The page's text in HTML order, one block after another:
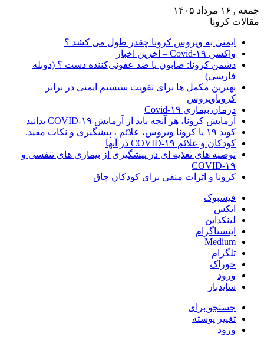
جمعه , ۱۶ مرداد ۱۴۰۵
مقالات کرونا
ایمنی به ویروس کرونا چقدر طول می کشد ؟
واکسن Covid-۱۹ – آخرین اخبار
دشمن کرونا: صابون یا ضد عفونی‌کننده دست ؟ (دوبله
فارسی)
بهترین مکمل ها برای تقویت سیستم ایمنی در برابر
کروناویروس
درمان بیماری Covid-۱۹
آزمایش کرونا، هر آنچه باید از آزمایش COVID-۱۹ بدانید
کوید ۱۹ یا کرونا ویروس، علائم ، پیشگیری و نکات مفید.
کودکان و علائم COVID-۱۹ در آنها
توصیه های تغذیه ای در پیشگیری از بیماری های تنفسی و
COVID-۱۹
کرونا و اثرات منفی برای کودکان چاق
فیسبوک
ایکس
لینکداین
اینستاگرام
Medium
تلگرام
خوراک
ورود
سایدبار
جستجو برای
تغییر پوسته
ورود